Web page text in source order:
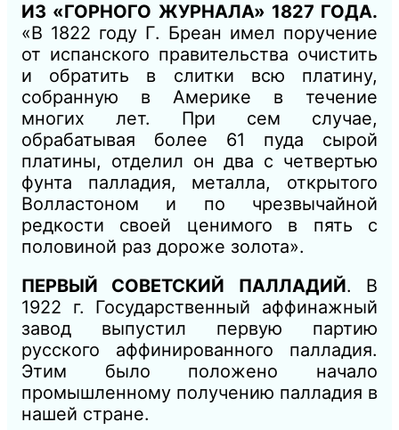
ИЗ «ГОРНОГО ЖУРНАЛА» 1827 ГОДА.
«В 1822 году Г. Бреан имел поручение
от испанского правительства очистить
и обратить в слитки всю платину,
собранную в Америке в течение
многих лет. При сем случае,
обрабатывая более 61 пуда сырой
платины, отделил он два с четвертью
фунта палладия, металла, открытого
Волластоном и по чрезвычайной
редкости своей ценимого в пять с
половиной раз дороже золота».
ПЕРВЫЙ СОВЕТСКИЙ ПАЛЛАДИЙ. В
1922 г. Государственный аффинажный
завод выпустил первую партию
русского аффинированного палладия.
Этим было положено начало
промышленному получению палладия в
нашей стране.